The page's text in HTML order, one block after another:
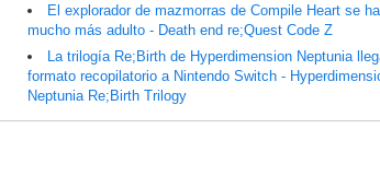
El explorador de mazmorras de Compile Heart se
mucho más adulto - Death end re;Quest Code Z
La trilogía Re;Birth de Hyperdimension Neptunia
formato recopilatorio a Nintendo Switch -
Neptunia Re;Birth Trilogy